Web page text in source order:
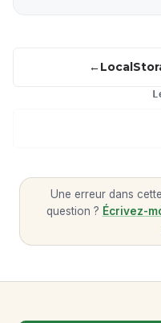
Une erreur dans
question ? Écrivez-